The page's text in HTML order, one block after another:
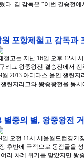
다. 김 감독은 “이번 결승전
원 포항제철고 감독과
철고는 지난 16일 오후 12시
리그 왕중왕전 결승전에서
월 2013 아디다스 올인 챌린
린지리그와 왕중왕전을 동
별중의 별, 왕중왕전
일 오전 11시 서울월드컵경기
후반에 극적으로 동점골을
러 차례 위기를 맞았지만 왕